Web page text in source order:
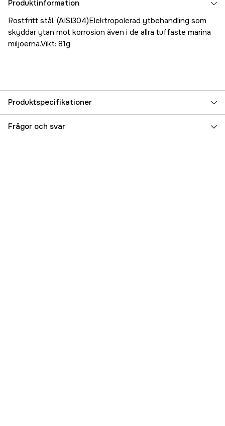
Produktinformation
Rostfritt stål. (AISI304)Elektropolerad ytbehandling som
skyddar ytan mot korrosion även i de allra tuffaste marina
miljöerna.Vikt: 81g
Produktspecifikationer
Referensnummer 5000019213
Frågor och svar